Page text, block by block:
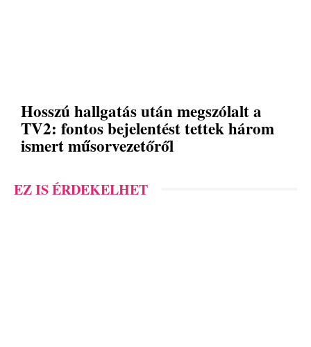
Hosszú hallgatás után megszólalt a
TV2: fontos bejelentést tettek három
ismert műsorvezetőről
EZ IS ÉRDEKELHET